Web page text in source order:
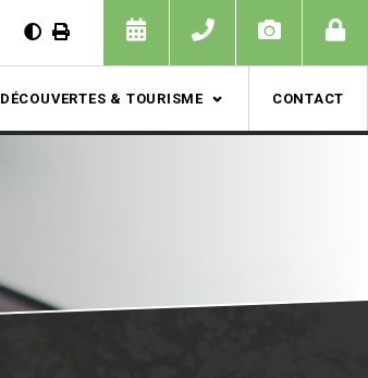
DÉCOUVERTES & TOURISME CONTACT